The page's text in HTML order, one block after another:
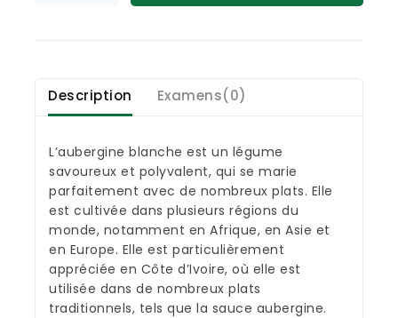
Description Examens(0)
L’aubergine blanche est un légume
savoureux et polyvalent, qui se marie
parfaitement avec de nombreux plats. Elle
est cultivée dans plusieurs régions du
monde, notamment en Afrique, en Asie et
en Europe. Elle est particulièrement
appréciée en Côte d’Ivoire, où elle est
utilisée dans de nombreux plats
traditionnels, tels que la sauce aubergine.